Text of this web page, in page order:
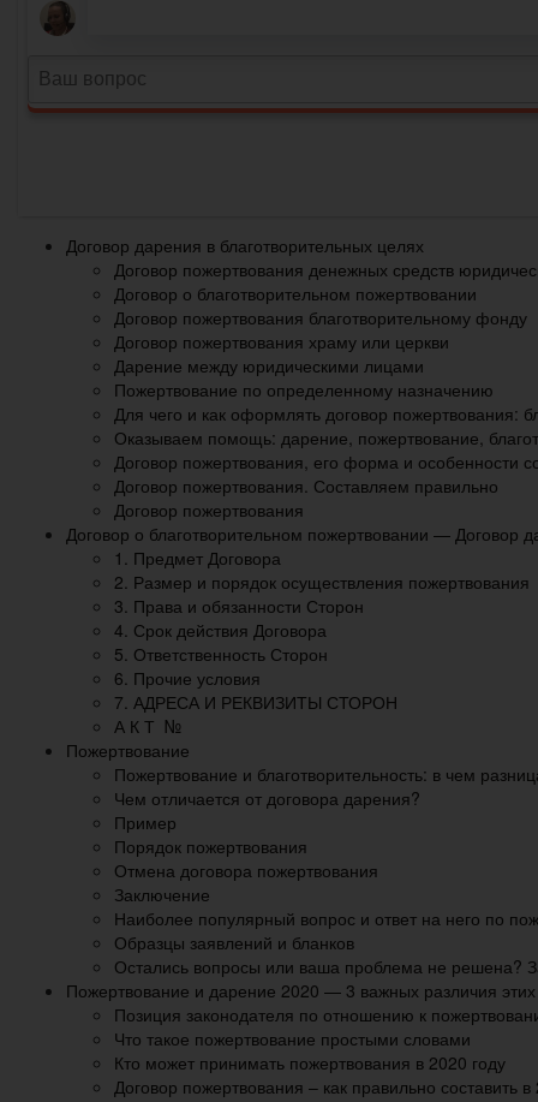
Договор дарения в благотворительных целях
Договор пожертвования денежных средств
Договор о благотворительном пожертвовании
Договор пожертвования благотворительному фонду
Договор пожертвования храму или церкви
Дарение между юридическими лицами
Пожертвование по определенному назначению
Для чего и как оформлять договор пожертвования:
Оказываем помощь: дарение, пожертвование,
Договор пожертвования, его форма и особенности
Договор пожертвования. Составляем правильно
Договор пожертвования
Договор о благотворительном пожертвовании — Договор
1. Предмет Договора
2. Размер и порядок осуществления пожертвования
3. Права и обязанности Сторон
4. Срок действия Договора
5. Ответственность Сторон
6. Прочие условия
7. АДРЕСА И РЕКВИЗИТЫ СТОРОН
А К Т №
Пожертвование
Пожертвование и благотворительность: в чем
Чем отличается от договора дарения?
Пример
Порядок пожертвования
Отмена договора пожертвования
Заключение
Наиболее популярный вопрос и ответ на него по
Образцы заявлений и бланков
Остались вопросы или ваша проблема не решена?
Пожертвование и дарение 2020 — 3 важных различия этих
Позиция законодателя по отношению к
Что такое пожертвование простыми словами
Кто может принимать пожертвования в 2020 году
Договор пожертвования – как правильно составить в